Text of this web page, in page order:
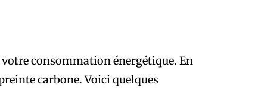
consommation énergétique. En
carbone. Voici quelques